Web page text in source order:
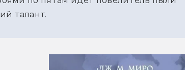
талант.